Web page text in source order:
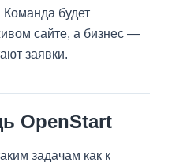
Команда будет
сайте, а бизнес —
заявки.
OpenStart
задачам как к